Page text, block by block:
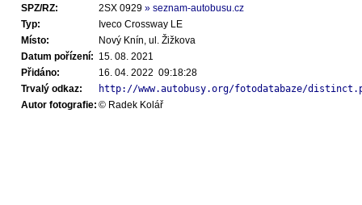
SPZ/RZ:
2SX 0929 » seznam-autobusu.cz
Typ:
Iveco Crossway LE
Místo:
Nový Knín, ul. Žižkova
Datum pořízení: 15. 08. 2021
Přidáno:
16. 04. 2022 09:18:28
Trvalý odkaz:
http://www.autobusy.org/fotodatabaze/
Autor fotografie: © Radek Kolář